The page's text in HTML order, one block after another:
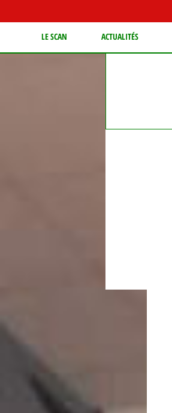
LE SCAN ACTUALITÉS